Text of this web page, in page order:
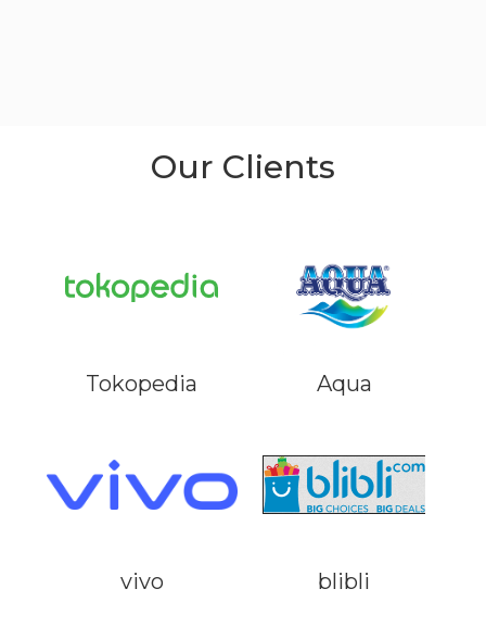
Our Clients
Tokopedia Aqua
vivo blibli